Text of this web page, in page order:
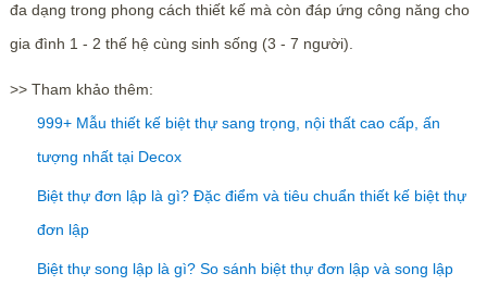
đa dạng trong phong cách thiết kế mà còn đáp ứng công năng cho
gia đình 1 - 2 thế hệ cùng sinh sống (3 - 7 người).
>> Tham khảo thêm:
999+ Mẫu thiết kế biệt thự sang trọng, nội thất cao cấp, ấn
tượng nhất tại Decox
Biệt thự đơn lập là gì? Đặc điểm và tiêu chuẩn thiết kế biệt thự
đơn lập
Biệt thự song lập là gì? So sánh biệt thự đơn lập và song lập